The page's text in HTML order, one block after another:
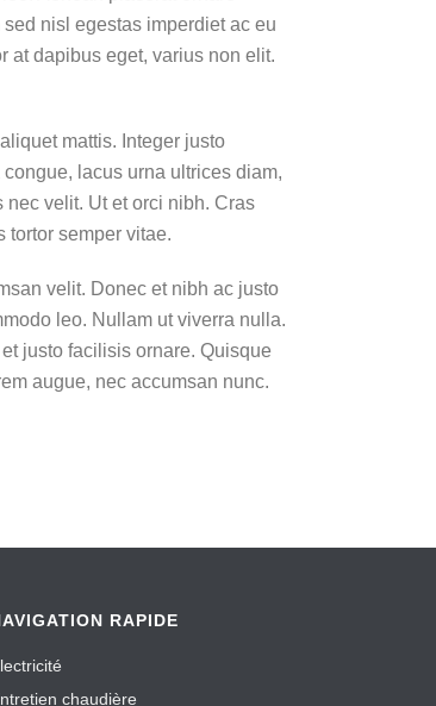
nisl egestas imperdiet ac eu
at dapibus eget, varius non elit.
mattis. Integer justo
lacus urna ultrices diam,
velit. Ut et orci nibh. Cras
tortor semper vitae.
velit. Donec et nibh ac justo
leo. Nullam ut viverra nulla.
justo facilisis ornare. Quisque
augue, nec accumsan nunc.
RAPIDE
chaudière